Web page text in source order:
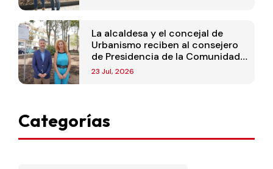
La alcaldesa y el concejal de
Urbanismo reciben al consejero
de Presidencia de la Comunidad
de Madrid
23 Jul, 2026
Categorías